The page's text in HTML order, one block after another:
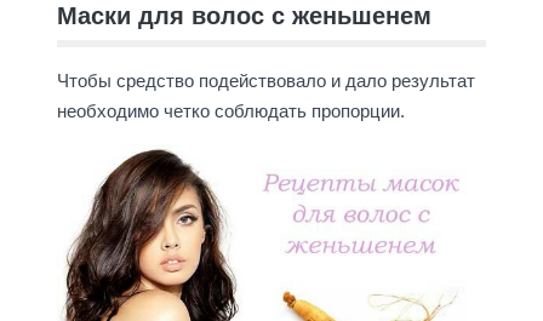
Маски для волос с женьшенем
Чтобы средство подействовало и дало результат
необходимо четко соблюдать пропорции.